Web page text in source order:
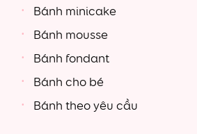
Bánh minicake
Bánh mousse
Bánh fondant
Bánh cho bé
Bánh theo yêu cầu